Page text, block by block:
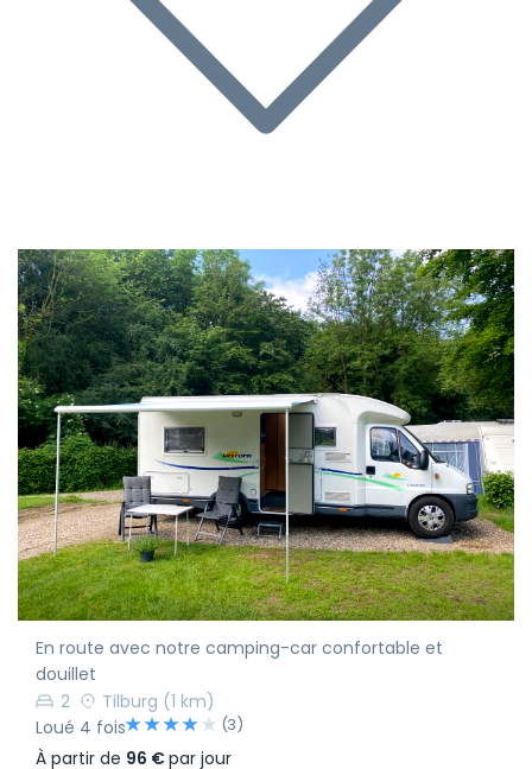
En route avec notre camping-car confortable et
douillet
2
Tilburg (1 km)
Loué 4 fois
(3)
À partir de 96 €par jour